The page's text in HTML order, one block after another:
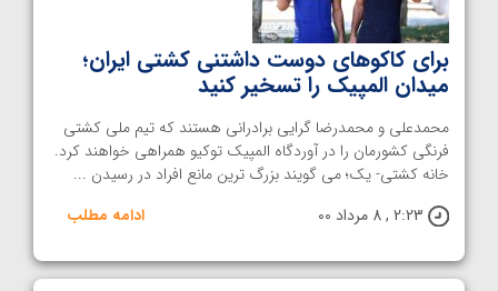
برای کاکوهای دوست داشتنی کشتی ایران؛
میدان المپیک را تسخیر کنید
محمدعلی و محمدرضا گرایی برادرانی هستند که تیم ملی کشتی
فرنگی کشورمان را در آوردگاه المپیک توکیو همراهی خواهند کرد.
خانه کشتی- یک؛ می گویند بزرگ ترین مانع افراد در رسیدن ...
2:23 , 8 مرداد 00
ادامه مطلب